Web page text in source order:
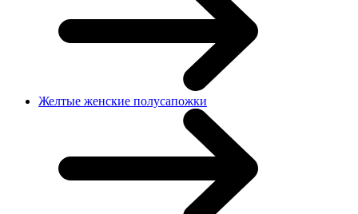
Желтые женские полусапожки